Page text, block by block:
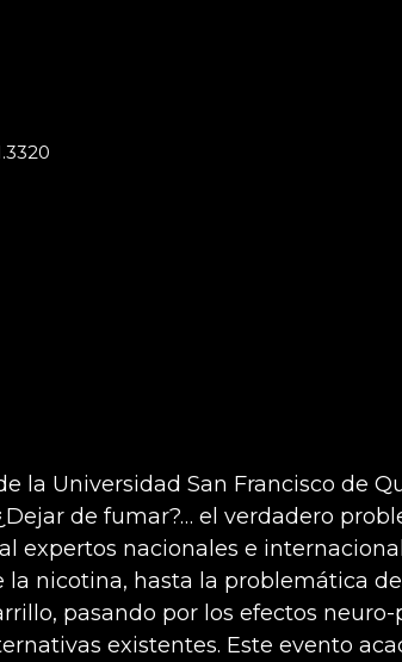
la Universidad San Francisco de
de fumar?… el verdadero
expertos nacionales e
la nicotina, hasta la problemática
pasando por los efectos
existentes. Este evento